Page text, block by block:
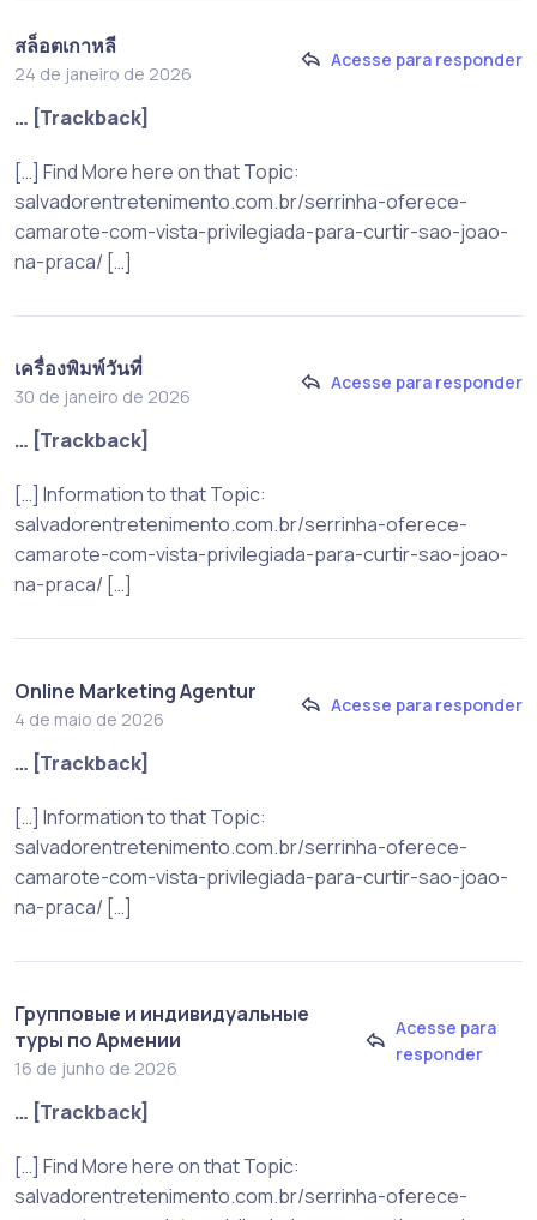
สล็อตเกาหลี
24 de janeiro de 2026
Acesse para responder
… [Trackback]
[…] Find More here on that Topic:
salvadorentretenimento.com.br/serrinha-oferece-
camarote-com-vista-privilegiada-para-curtir-sao-joao-
na-praca/ […]
เครื่องพิมพ์วันที่
30 de janeiro de 2026
Acesse para responder
… [Trackback]
[…] Information to that Topic:
salvadorentretenimento.com.br/serrinha-oferece-
camarote-com-vista-privilegiada-para-curtir-sao-joao-
na-praca/ […]
Online Marketing Agentur
4 de maio de 2026
Acesse para responder
… [Trackback]
[…] Information to that Topic:
salvadorentretenimento.com.br/serrinha-oferece-
camarote-com-vista-privilegiada-para-curtir-sao-joao-
na-praca/ […]
Групповые и индивидуальные
туры по Армении
16 de junho de 2026
Acesse para
responder
… [Trackback]
[…] Find More here on that Topic:
salvadorentretenimento.com.br/serrinha-oferece-